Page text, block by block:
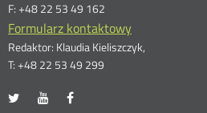
F: +48 22 53 49 162
Formularz kontaktowy
Redaktor: Klaudia Kieliszczyk,
T: +48 22 53 49 299
UKE
OtwórzUKE
Otwórz